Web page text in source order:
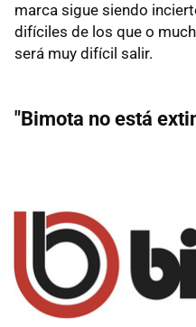
marca sigue siendo
difíciles de los que o
será muy difícil salir.
"Bimota no está